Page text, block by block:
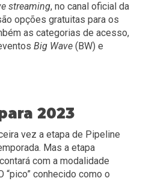
streaming, no canal oficial da
opções gratuitas para os
as categorias de acesso,
Big Wave (BW) e
2023
vez a etapa de Pipeline
Mas a etapa
com a modalidade
“pico” conhecido como o